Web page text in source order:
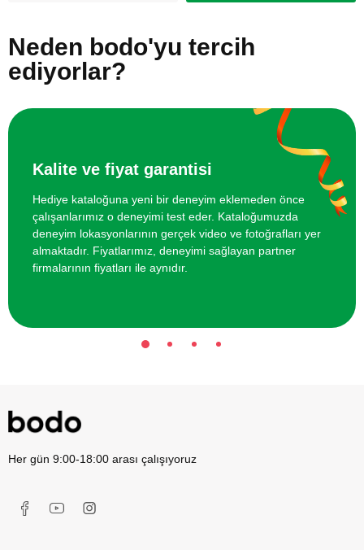
Neden bodo'yu tercih
ediyorlar?
Kalite ve fiyat garantisi
Hediye kataloğuna yeni bir deneyim eklemeden önce
çalışanlarımız o deneyimi test eder. Kataloğumuzda
deneyim lokasyonlarının gerçek video ve fotoğrafları yer
almaktadır. Fiyatlarımız, deneyimi sağlayan partner
firmalarının fiyatları ile aynıdır.
Her gün 9:00-18:00 arası çalışıyoruz